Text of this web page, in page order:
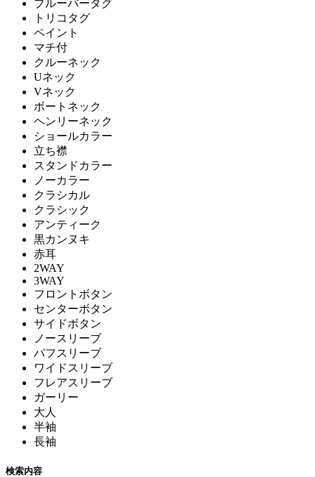
ブルーバータグ
トリコタグ
ペイント
マチ付
クルーネック
Uネック
Vネック
ボートネック
ヘンリーネック
ショールカラー
立ち襟
スタンドカラー
ノーカラー
クラシカル
クラシック
アンティーク
黒カンヌキ
赤耳
2WAY
3WAY
フロントボタン
センターボタン
サイドボタン
ノースリーブ
パフスリーブ
ワイドスリーブ
フレアスリーブ
ガーリー
大人
半袖
長袖
検索内容